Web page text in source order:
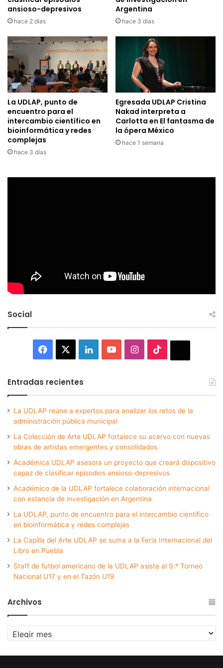
ansioso-depresivos
hace 2 días
Argentina
hace 3 días
La UDLAP, punto de
encuentro para el
intercambio científico en
bioinformática y redes
complejas
hace 3 días
Egresada UDLAP Cristina
Nakad interpreta a
Carlotta en El fantasma de
la ópera México
hace 1 semana
Social
Facebook LinkedInYouTubeInstagram
Entradas recientes
La UDLAP reúne a expertos para analizar los retos de la
administración pública municipal
La Colección de Arte UDLAP fortalece su acervo con nuevas
obras de artistas emergentes y consolidados
Académica UDLAP asesora un proyecto que creará dispositivo
capaz de clasificar episodios ansioso-depresivos
Académico de la UDLAP fortalece colaboración internacional
con estancia de investigación en Argentina
La UDLAP, punto de encuentro para el intercambio científico
en bioinformática y redes complejas
La Capilla del Arte UDLAP se suma a la Feria Internacional del
Libro en Puebla
Staff de futbol americano de la UDLAP asiste al 9.º Torneo
Nacional U17 y en el Tazón U19
Archivos
Archivos